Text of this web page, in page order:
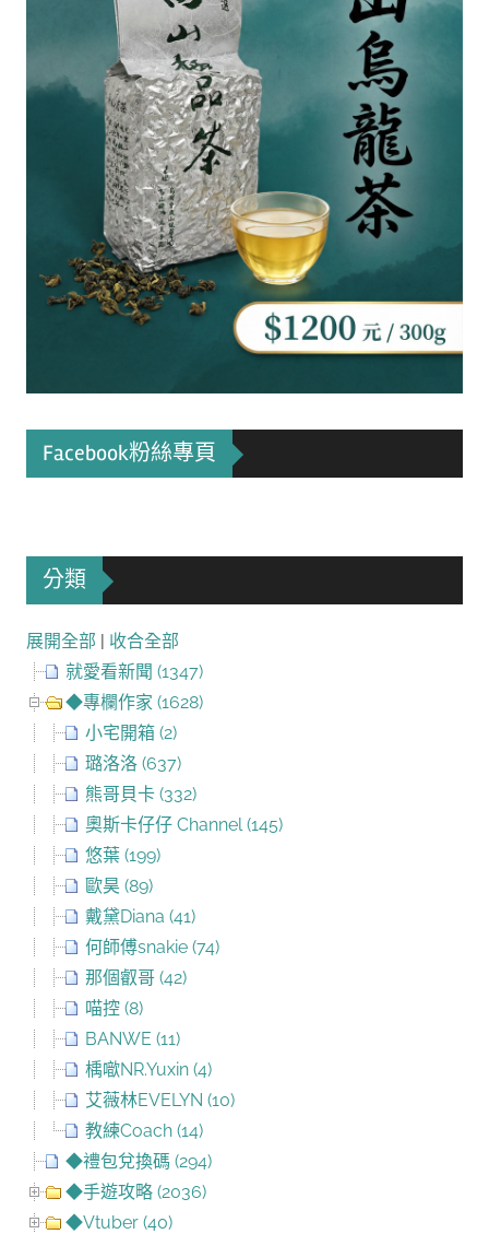
Facebook粉絲專頁
分類
展開全部 | 收合全部
就愛看新聞 (1347)
◆專欄作家 (1628)
小宅開箱 (2)
璐洛洛 (637)
熊哥貝卡 (332)
奧斯卡仔仔 Channel (145)
悠葉 (199)
歐昊 (89)
戴黛Diana (41)
何師傅snakie (74)
那個叡哥 (42)
喵控 (8)
BANWE (11)
楀噷NR.Yuxin (4)
艾薇林EVELYN (10)
教練Coach (14)
◆禮包兌換碼 (294)
◆手遊攻略 (2036)
◆Vtuber (40)